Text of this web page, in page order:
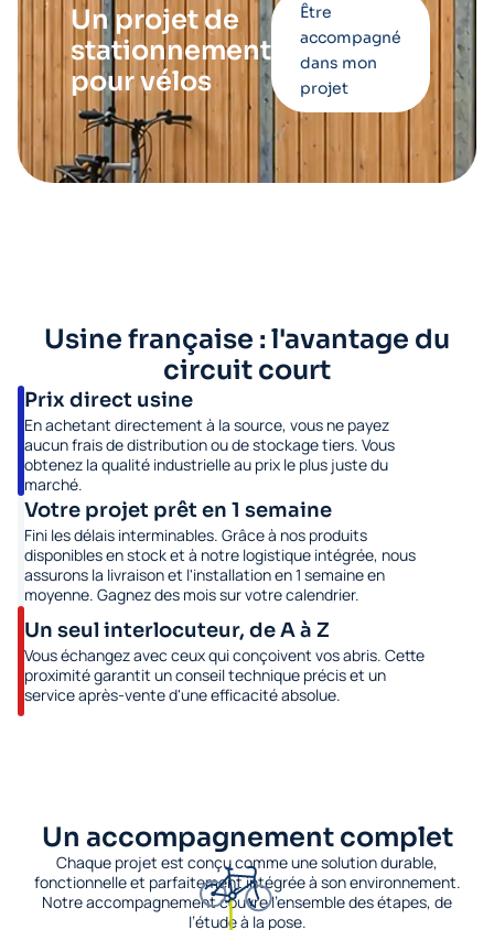
Un projet de
stationnement
pour vélos
Être
accompagné
dans mon
projet
Usine française : l'avantage du
circuit court
Prix direct usine
En achetant directement à la source, vous ne payez
aucun frais de distribution ou de stockage tiers. Vous
obtenez la qualité industrielle au prix le plus juste du
marché.
Votre projet prêt en 1 semaine
Fini les délais interminables. Grâce à nos produits
disponibles en stock et à notre logistique intégrée, nous
assurons la livraison et l'installation en 1 semaine en
moyenne. Gagnez des mois sur votre calendrier.
Un seul interlocuteur, de A à Z
Vous échangez avec ceux qui conçoivent vos abris. Cette
proximité garantit un conseil technique précis et un
service après-vente d'une efficacité absolue.
Un accompagnement complet
Chaque projet est conçu comme une solution durable,
fonctionnelle et parfaitement intégrée à son environnement.
Notre accompagnement couvre l’ensemble des étapes, de
l’étude à la pose.